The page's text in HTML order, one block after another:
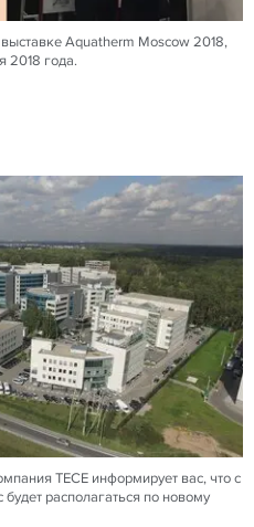
Aquatherm Moscow 2018,
2018 года.
TECE информирует вас, что с
располагаться по новому